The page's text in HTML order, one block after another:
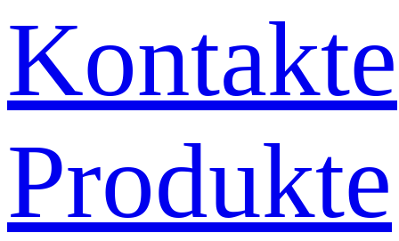
Kontakte
Produkte